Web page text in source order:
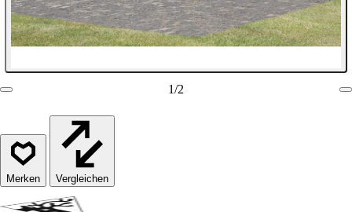
1/2
Vergleichen